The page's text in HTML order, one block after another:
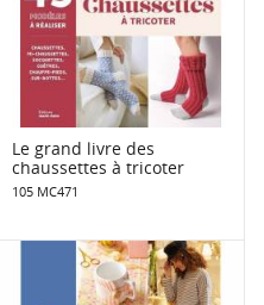
Le grand livre des
chaussettes à tricoter
105 MC471